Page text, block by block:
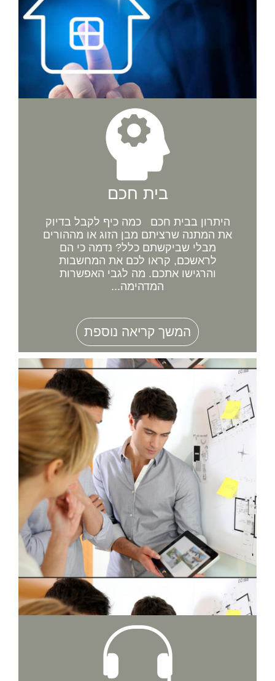
בית חכם
היתרון בבית חכם כמה כיף לקבל בדיוק
את המתנה שרציתם מבן הזוג או מההורים
מבלי שביקשתם כלל? נדמה כי הם
לראשכם, קראו לכם את המחשבות
והרגישו אתכם. מה לגבי האפשרות
המדהימה...
המשך קריאה נוספת